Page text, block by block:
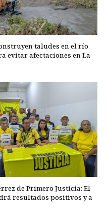
taludes en el río
evitar afectaciones en La
de Primero Justicia: El
resultados positivos y a